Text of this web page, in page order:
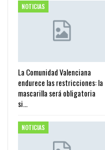
NOTICIAS
La Comunidad Valenciana
endurece las restricciones: la
mascarilla será obligatoria
si…
NOTICIAS